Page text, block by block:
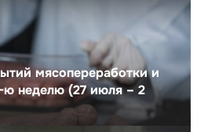
мясопереработки и
ю неделю (27 июля – 2